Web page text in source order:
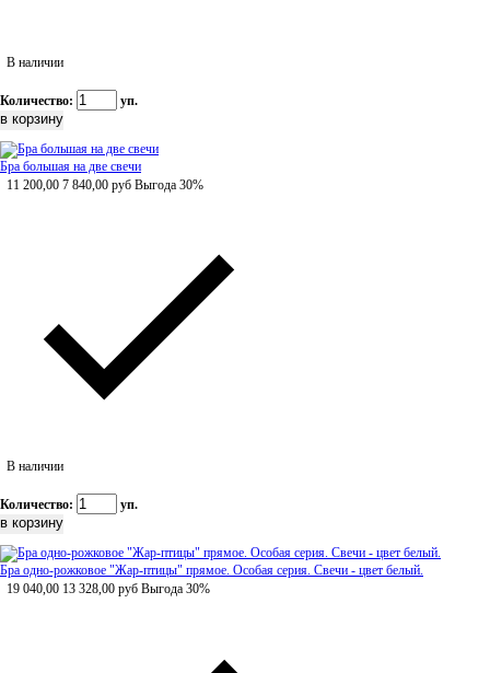
В наличии
Количество: уп.
Бра большая на две свечи
11 200,00 7 840,00 руб Выгода 30%
В наличии
Количество: уп.
Бра одно-рожковое "Жар-птицы" прямое. Особая серия. Свечи - цвет белый.
19 040,00 13 328,00 руб Выгода 30%